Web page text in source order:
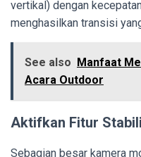
vertikal) dengan
menghasilkan transisi
See also Manfaat
Acara Outdoor
Aktifkan Fitur
Sebagian besar kamera